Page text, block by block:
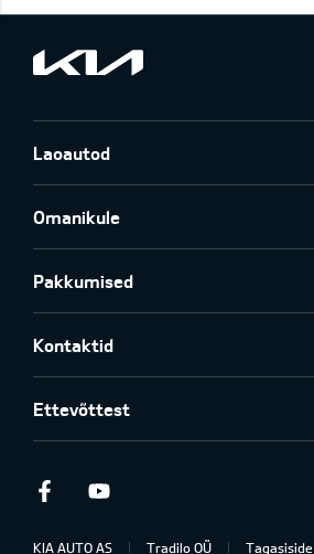
Laoautod
Omanikule
Pakkumised
Kontaktid
Ettevõttest
Facebook
KIA AUTO AS Tradilo OÜ Tagasiside